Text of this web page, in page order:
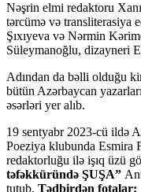
Nəşrin elmi redaktoru
tərcümə və transliterasiya
Şıxıyeva və Nərmin
Süleymanoğlu, dizayneri
Adından da bəlli olduğu
bütün Azərbaycan
əsərləri yer alıb.
19 sentyabr 2023-cü ildə
Poeziya klubunda Esmira
redaktorluğu ilə işıq üzü
təfəkküründə ŞUŞA”
tutub. Tədbirdən fotalar: